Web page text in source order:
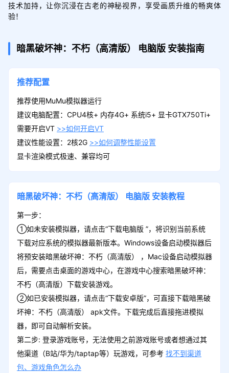
技术加持，让你沉浸在古老的神秘视界，享受画质升维的畅爽体
验！
暗黑破坏神：不朽（高清版） 电脑版 安装指南
推荐配置
推荐使用MuMu模拟器运行
建议电脑配置：CPU4核+ 内存4G+ 系统i5+ 显卡GTX750Ti+
需要开启VT >>如何开启VT
建议性能设置：2核2G >>如何调整性能设置
显卡渲染模式极速、兼容均可
暗黑破坏神：不朽（高清版） 电脑版 安装教程
第一步：
①如未安装模拟器，请点击“下载电脑版 ”，将识别当前系统
下载对应系统的模拟器最新版本。Windows设备启动模拟器后
将预安装暗黑破坏神：不朽（高清版） ，Mac设备启动模拟器
后，需要点击桌面的游戏中心，在游戏中心搜索暗黑破坏神：
不朽（高清版）下载安装游戏。
②如已安装模拟器，请点击“下载安卓版”，可直接下载暗黑破
坏神：不朽（高清版） apk文件。下载完成后直接拖进模拟
器，即可自动解析安装。
第二步: 登录游戏账号，无法使用之前游戏账号或者想通过其
他渠道（B站/华为/taptap等）玩游戏，可参考 找不到渠道
包、游戏角色怎么办